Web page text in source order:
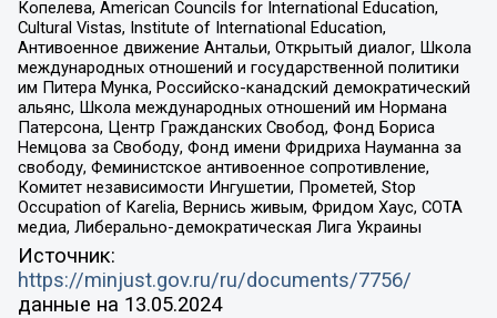
Копелева, American Councils for International Education,
Cultural Vistas, Institute of International Education,
Антивоенное движение Антальи, Открытый диалог, Школа
международных отношений и государственной политики
им Питера Мунка, Российско-канадский демократический
альянс, Школа международных отношений им Нормана
Патерсона, Центр Гражданских Свобод, Фонд Бориса
Немцова за Свободу, Фонд имени Фридриха Науманна за
свободу, Феминистское антивоенное сопротивление,
Комитет независимости Ингушетии, Прометей, Stop
Occupation of Karelia, Вернись живым, Фридом Хаус, СОТА
медиа, Либерально-демократическая Лига Украины
Источник:
https://minjust.gov.ru/ru/documents/7756/
данные на 13.05.2024